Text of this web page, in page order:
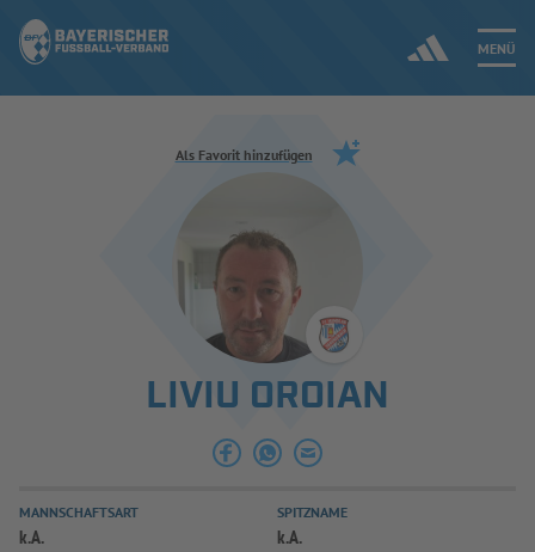
MENÜ
Jetzt einloggen
ERGEBNISSE & WETTBEWERBE
SPIELBETRIEB & VERBANDSLEBEN
AUSBILDUNG & FÖRDERUNG
Als Favorit hinzufügen
LIVIU OROIAN
MANNSCHAFTSART
k.A.
SPITZNAME
k.A.